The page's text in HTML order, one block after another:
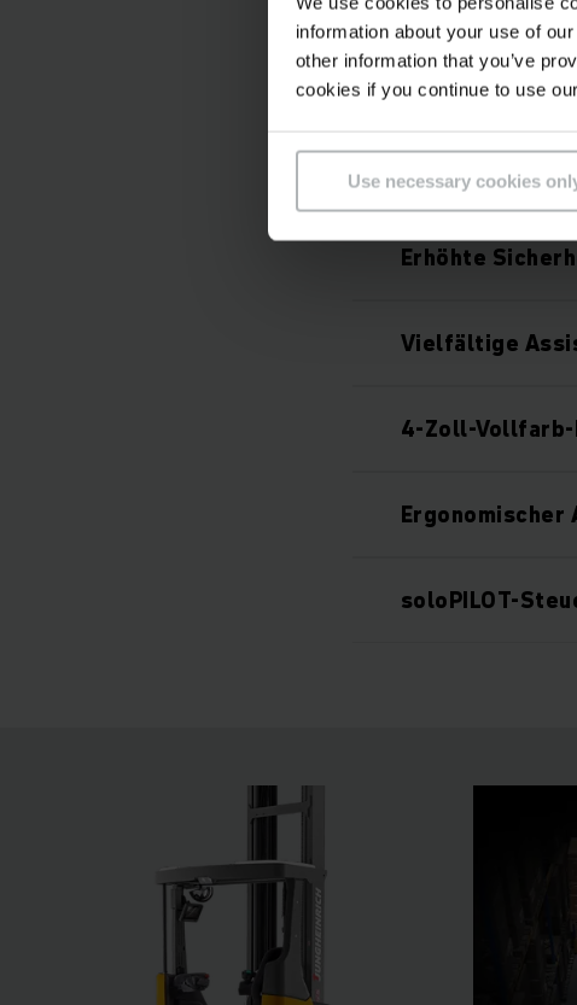
information about your use of
other information that you’ve
cookies if you continue to use
Use necessary cookies
loweringPRO-
Erhöhte
Vielfältige
4-Zoll-
soloPILOT-